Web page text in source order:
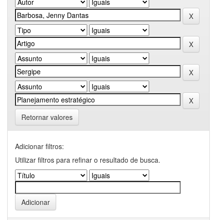
Retornar valores
Adicionar filtros:
Utilizar filtros para refinar o resultado de busca.